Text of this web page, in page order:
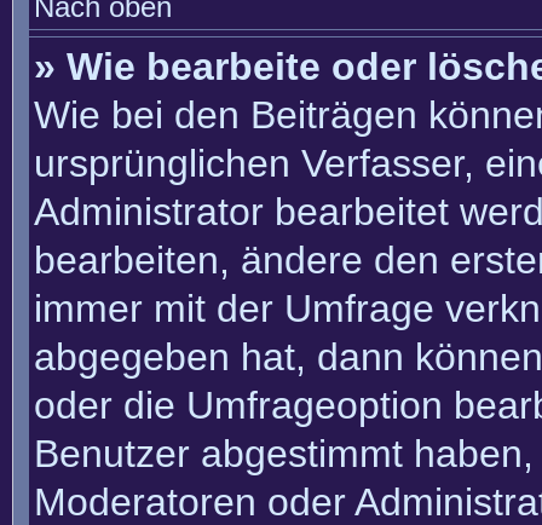
Nach oben
» Wie bearbeite oder
Wie bei den Beiträgen
ursprünglichen Verfasser,
Administrator bearbeitet
bearbeiten, ändere den
immer mit der Umfrage
abgegeben hat, dann
oder die Umfrageoption
Benutzer abgestimmt
Moderatoren oder